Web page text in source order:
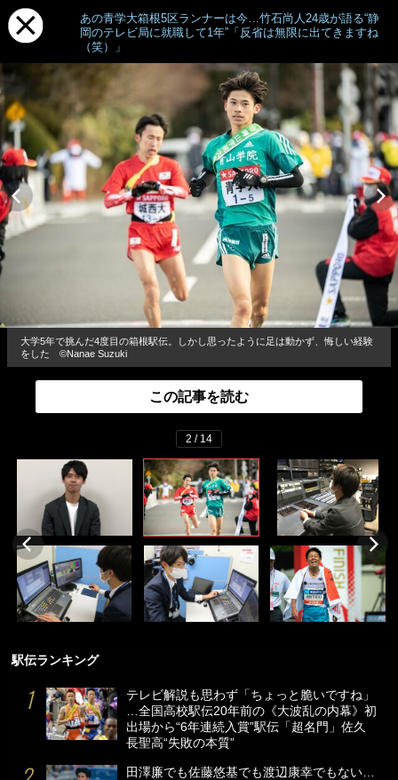
あの青学大箱根5区ランナーは今…竹石尚人24歳が語る“静
岡のテレビ局に就職して1年”「反省は無限に出てきますね
（笑）」
大学5年で挑んだ4度目の箱根駅伝。しかし思ったように足は動かず、悔しい経験
をした ©Nanae Suzuki
この記事を読む
2 / 14
駅伝ランキング
テレビ解説も思わず「ちょっと脆いですね」
…全国高校駅伝20年前の《大波乱の内幕》初
出場から“6年連続入賞”駅伝「超名門」佐久
長聖高“失敗の本質”
田澤廉でも佐藤悠基でも渡辺康幸でもない…